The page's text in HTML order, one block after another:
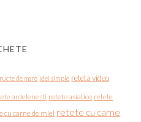
de mare idei simple reteta video
ardelenesti retete asiatice retete
cu carne de miel retete cu carne